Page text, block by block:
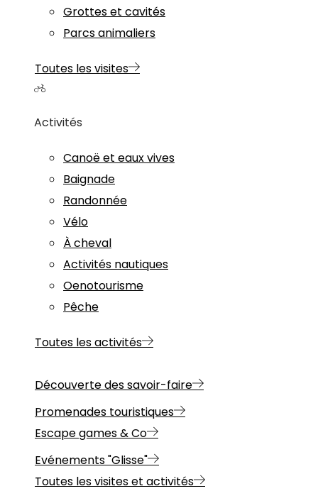
Grottes et cavités
Parcs animaliers
Toutes les visites
Activités
Canoë et eaux vives
Baignade
Randonnée
Vélo
À cheval
Activités nautiques
Oenotourisme
Pêche
Toutes les activités
Découverte des savoir-faire
Promenades touristiques
Escape games & Co
Evénements "Glisse"
Toutes les visites et activités